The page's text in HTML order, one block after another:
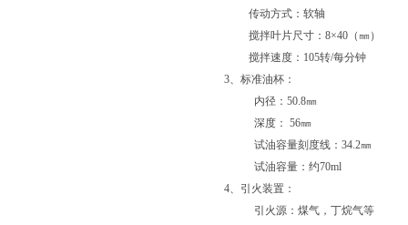
传动方式：软轴
搅拌叶片尺寸：8×40（㎜）
搅拌速度：105转/每分钟
3、标准油杯：
内径：50.8㎜
深度： 56㎜
试油容量刻度线：34.2㎜
试油容量：约70ml
4、引火装置：
引火源：煤气，丁烷气等